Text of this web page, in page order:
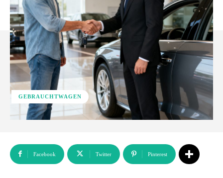
GEBRAUCHTWAGEN
Facebook Twitter Pinterest